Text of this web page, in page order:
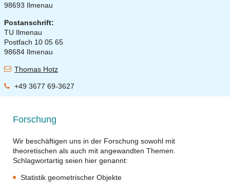
98693 Ilmenau
Postanschrift:
TU Ilmenau
Postfach 10 05 65
98684 Ilmenau
Thomas Hotz
+49 3677 69-3627
Forschung
Wir beschäftigen uns in der Forschung sowohl mit
theoretischen als auch mit angewandten Themen.
Schlagwortartig seien hier genannt:
Statistik geometrischer Objekte